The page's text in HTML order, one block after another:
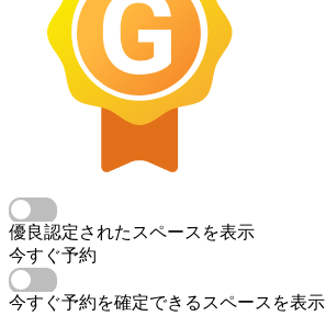
優良認定されたスペースを表示
今すぐ予約
今すぐ予約を確定できるスペースを表示